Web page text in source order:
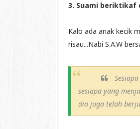
3. Suami beriktikaf
Kalo ada anak kecik
risau...Nabi S.A.W
sesiapa yang
dia juga telah